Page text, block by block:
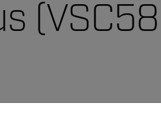
from the options below to